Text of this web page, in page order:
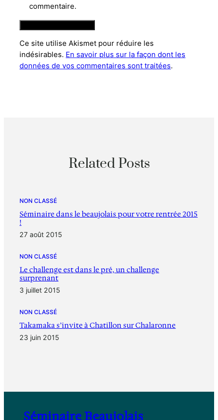
commentaire.
Ce site utilise Akismet pour réduire les
indésirables. En savoir plus sur la façon dont les
données de vos commentaires sont traitées.
Related Posts
NON CLASSÉ
Séminaire dans le beaujolais pour votre rentrée 2015
!
27 août 2015
NON CLASSÉ
Le challenge est dans le pré, un challenge
surprenant
3 juillet 2015
NON CLASSÉ
Takamaka s’invite à Chatillon sur Chalaronne
23 juin 2015
Séminaire Beaujolais